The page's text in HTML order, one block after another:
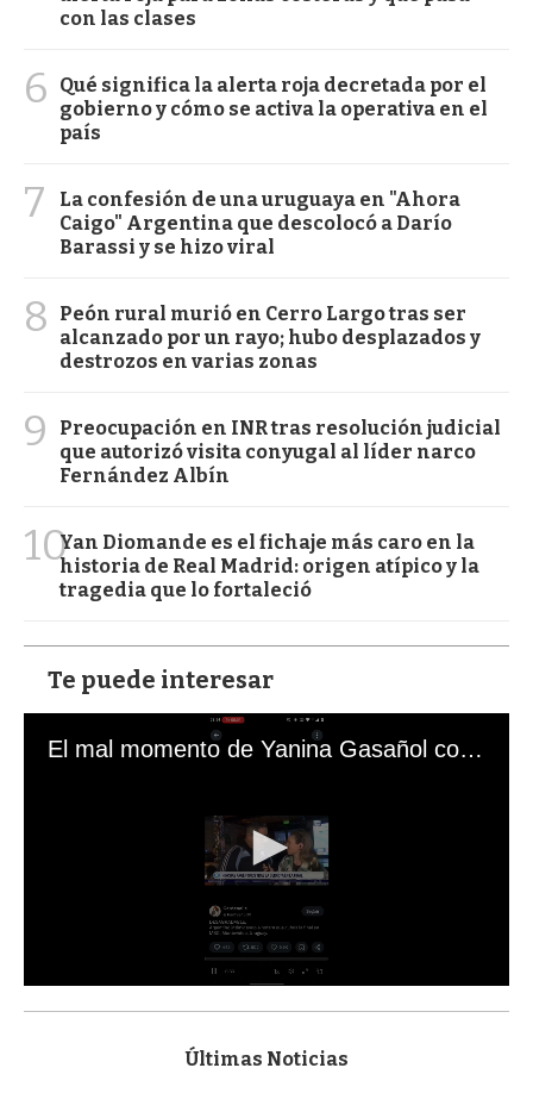
con las clases
6
Qué significa la alerta roja decretada por el
gobierno y cómo se activa la operativa en el
país
7
La confesión de una uruguaya en "Ahora
Caigo" Argentina que descolocó a Darío
Barassi y se hizo viral
8
Peón rural murió en Cerro Largo tras ser
alcanzado por un rayo; hubo desplazados y
destrozos en varias zonas
9
Preocupación en INR tras resolución judicial
que autorizó visita conyugal al líder narco
Fernández Albín
10Yan Diomande es el fichaje más caro en la
historia de Real Madrid: origen atípico y la
tragedia que lo fortaleció
Te puede interesar
El mal momento de Yanina Gasañol con un hincha argentino en "Subrayado"
s
Últimas Noticias